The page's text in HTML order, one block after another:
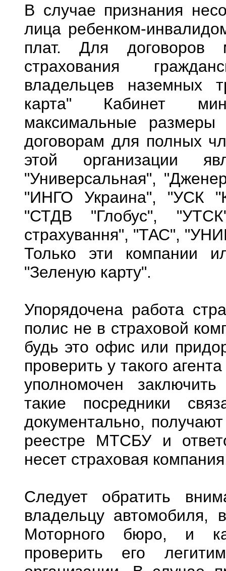
В случае признания
лица ребенком-
плат. Для договоров
страхования
владельцев наземных
карта" Кабинет
максимальные
договорам для полных
этой организации
"Универсальная",
"ИНГО Украина", "УСК
"СТДВ "Глобус",
страхування", "ТАС",
Только эти компании
"Зеленую карту".
Упорядочена работа
полис не в страховой
будь это офис или
проверить у такого
уполномочен
такие посредники
документально,
реестре МТСБУ и
несет страховая
Следует обратить
владельцу автомобиля,
Моторного бюро, и
проверить его